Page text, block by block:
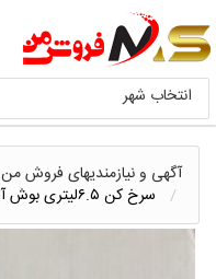
انتخاب شهر
آگهی و نیازمندیهای فروش من
سرخ کن ۶.۵لیتری بوش آلمان